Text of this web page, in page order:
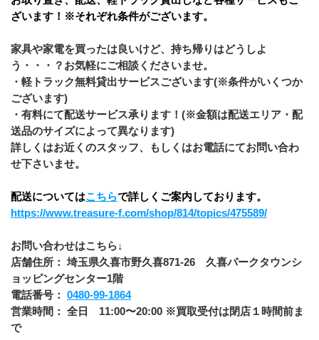
ざいます！※それぞれ条件がございます。
家具や家電を買ったは良いけど、持ち帰りはどうしよ
う・・・？お気軽にご相談くださいませ。
・軽トラック無料貸出サービスございます(※条件がいくつか
ございます)
・有料にて配送サービス承ります！(※金額は配送エリア・配
送品のサイズによって異なります)
詳しくはお近くのスタッフ、もしくはお電話にてお問い合わ
せ下さいませ。
配送についてはこちらで詳しくご案内しております。
https://www.treasure-f.com/shop/814/topics/475589/
お問い合わせはこちら↓
店舗住所： 埼玉県久喜市野久喜871-26　久喜パークタウンシ
ョッピングセンター1階
電話番号： 0480-99-1864
営業時間： 全日　11:00〜20:00 ※買取受付は閉店１時間前ま
で